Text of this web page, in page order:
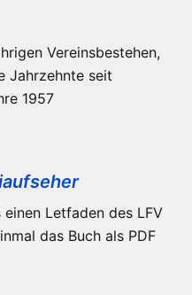
Vereinsbestehen,
Jahrzehnte seit
1957
Letfaden des LFV
das Buch als PDF